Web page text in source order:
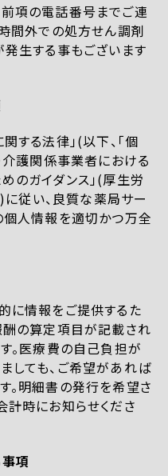
項の電話番号までご連
間外での処方せん調剤
生する事もございます
する法律」(以下、「個
介護関係事業者における
のガイダンス」(厚生労
)に従い、良質な薬局サー
個人情報を適切かつ万全
に情報をご提供するた
酬の算定項目が記載され
。医療費の自己負担が
しても、ご希望があれば
。明細書の発行を希望さ
計時にお知らせくださ
項